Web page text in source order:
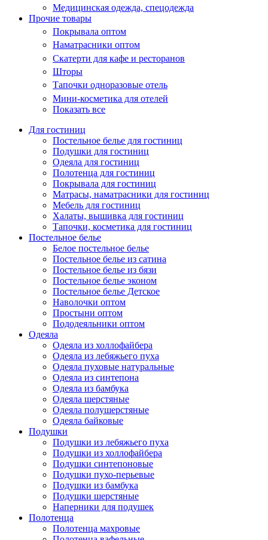
Медицинская одежда, спецодежда
Прочие товары
Покрывала оптом
Наматрасники оптом
Скатерти для кафе и ресторанов
Шторы
Тапочки одноразовые отель
Мини-косметика для отелей
Показать все
Для гостиниц
Постельное белье для гостиниц
Подушки для гостиниц
Одеяла для гостиниц
Полотенца для гостиниц
Покрывала для гостиниц
Матрасы, наматрасники для гостиниц
Мебель для гостиниц
Халаты, вышивка для гостиниц
Тапочки, косметика для гостиниц
Постельное белье
Белое постельное белье
Постельное белье из сатина
Постельное белье из бязи
Постельное белье эконом
Постельное белье Детское
Наволочки оптом
Простыни оптом
Пододеяльники оптом
Одеяла
Одеяла из холлофайбера
Одеяла из лебяжьего пуха
Одеяла пуховые натуральные
Одеяла из синтепона
Одеяла из бамбука
Одеяла шерстяные
Одеяла полушерстяные
Одеяла байковые
Подушки
Подушки из лебяжьего пуха
Подушки из холлофайбера
Подушки синтепоновые
Подушки пухо-перьевые
Подушки из бамбука
Подушки шерстяные
Наперники для подушек
Полотенца
Полотенца махровые